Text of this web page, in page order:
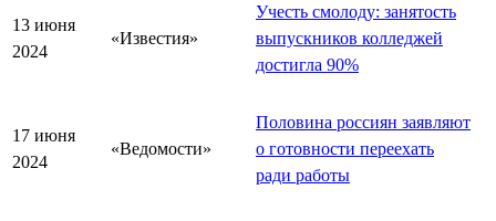
13 июня
2024
«Известия»
Учесть смолоду: занятость
выпускников колледжей
достигла 90%
17 июня
2024
«Ведомости»
Половина россиян заявляют
о готовности переехать
ради работы